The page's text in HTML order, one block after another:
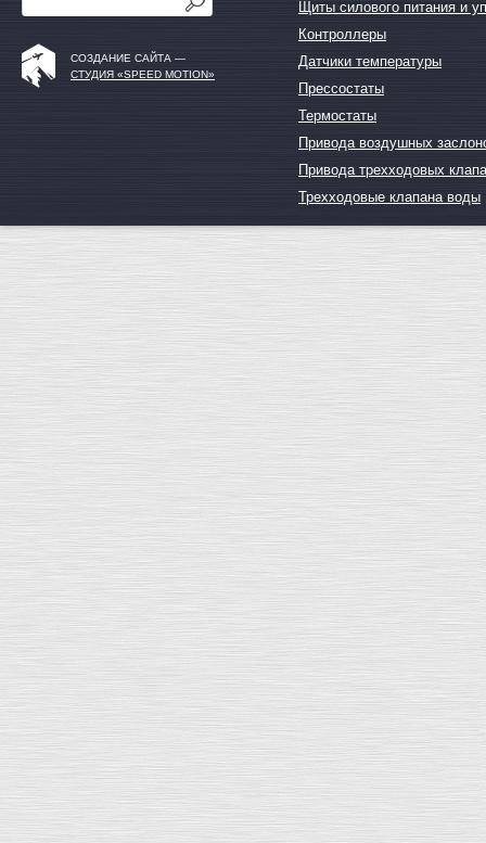
СОЗДАНИЕ САЙТА —
СТУДИЯ «SPEED MOTION»
Щиты силового питания и
Контроллеры
Датчики температуры
Прессостаты
Термостаты
Привода воздушных
Привода трехходовых
Трехходовые клапана воды